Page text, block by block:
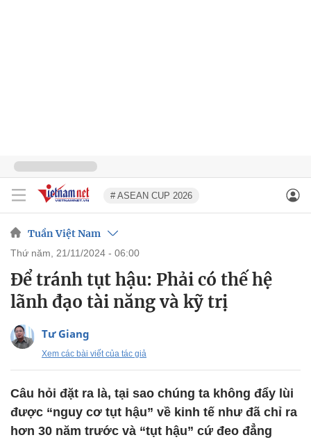
# ASEAN CUP 2026
Tuần Việt Nam
thứ năm, 21/11/2024 - 06:00
Để tránh tụt hậu: Phải có thế hệ
lãnh đạo tài năng và kỹ trị
Tư Giang
Xem các bài viết của tác giả
Câu hỏi đặt ra là, tại sao chúng ta không đẩy lùi
được “nguy cơ tụt hậu” về kinh tế như đã chỉ ra
hơn 30 năm trước và “tụt hậu” cứ đeo đẳng